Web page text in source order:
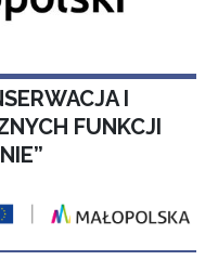
I
FUNKCJI